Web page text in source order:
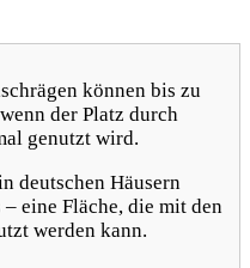
können bis zu
der Platz durch
genutzt wird.
deutschen Häusern
eine Fläche, die mit den
werden kann.